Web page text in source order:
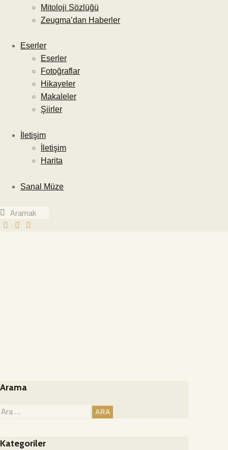
Mitoloji Sözlüğü
Zeugma’dan Haberler
Eserler
Eserler
Fotoğraflar
Hikayeler
Makaleler
Şiirler
İletişim
İletişim
Harita
Sanal Müze
Arama
Kategoriler